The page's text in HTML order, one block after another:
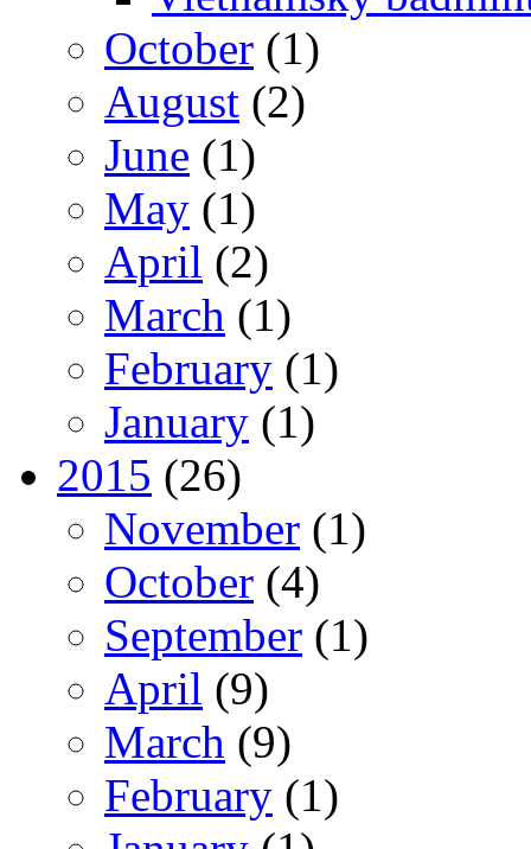
October (1)
August (2)
June (1)
May (1)
April (2)
March (1)
February (1)
January (1)
2015 (26)
November (1)
October (4)
September (1)
April (9)
March (9)
February (1)